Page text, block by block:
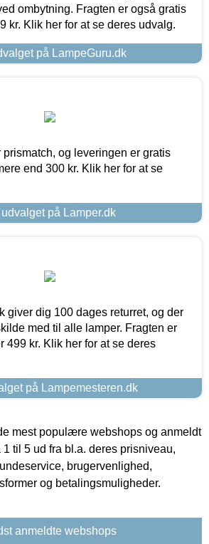
ombytning. Fragten er også gratis
kr. Klik her for at se deres udvalg.
på LampeGuru.dk
prismatch, og leveringen er gratis
end 300 kr. Klik her for at se
på Lamper.dk
giver dig 100 dages returret, og der
med til alle lamper. Fragten er
499 kr. Klik her for at se deres
på Lampemesteren.dk
mest populære webshops og anmeldt
til 5 ud fra bl.a. deres prisniveau,
brugervenlighed,
og betalingsmuligheder.
anmeldte webshops